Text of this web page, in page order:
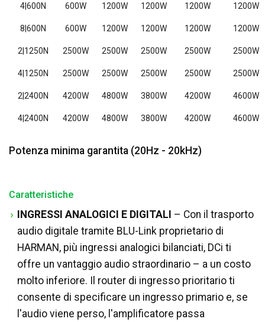
4|600N 600W 1200W 1200W 1200W 1200W
8|600N 600W 1200W 1200W 1200W 1200W
2|1250N 2500W 2500W 2500W 2500W 2500W
4|1250N 2500W 2500W 2500W 2500W 2500W
2|2400N 4200W 4800W 3800W 4200W 4600W
4|2400N 4200W 4800W 3800W 4200W 4600W
Potenza minima garantita (20Hz - 20kHz)
Caratteristiche
INGRESSI ANALOGICI E DIGITALI – Con il trasporto
audio digitale tramite BLU-Link proprietario di
HARMAN, più ingressi analogici bilanciati, DCi ti
offre un vantaggio audio straordinario – a un costo
molto inferiore. Il router di ingresso prioritario ti
consente di specificare un ingresso primario e, se
l'audio viene perso, l'amplificatore passa